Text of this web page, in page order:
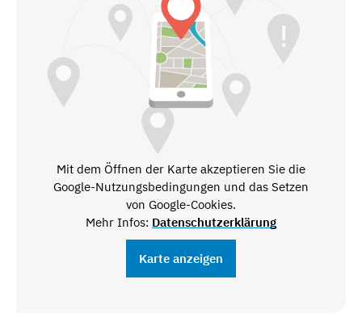
Mit dem Öffnen der Karte akzeptieren Sie die
Google-Nutzungsbedingungen und das Setzen
von Google-Cookies.
Mehr Infos: Datenschutzerklärung
Karte anzeigen